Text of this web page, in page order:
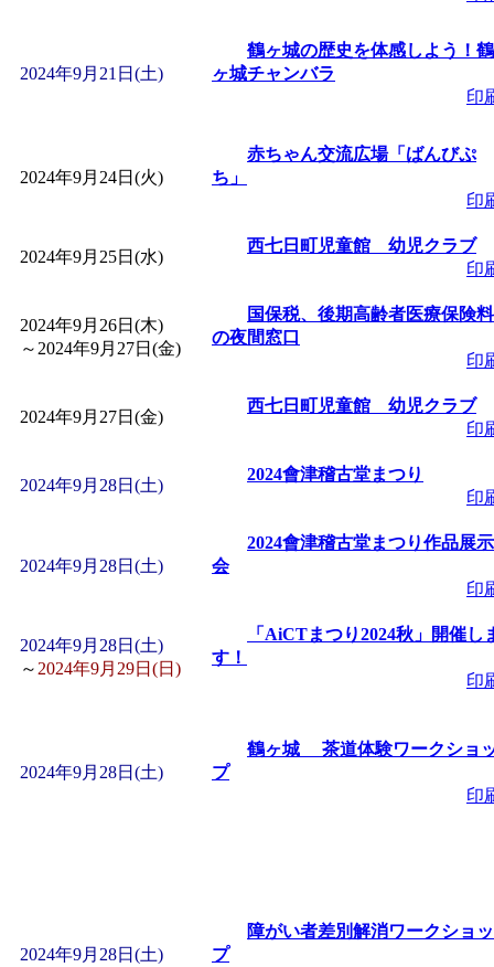
2024年9月21日(土)
鶴ヶ城の歴史を体感しよう！鶴
ヶ城チャンバラ
印
2024年9月24日(火)
赤ちゃん交流広場「ばんびぷ
ち」
印
2024年9月25日(水)
西七日町児童館 幼児クラブ
印
2024年9月26日(木)
～ 2024年9月27日(金)
国保税、後期高齢者医療保険料
の夜間窓口
印
2024年9月27日(金)
西七日町児童館 幼児クラブ
印
2024年9月28日(土)
2024會津稽古堂まつり
印
2024年9月28日(土)
2024會津稽古堂まつり作品展示
会
印
2024年9月28日(土)
～ 2024年9月29日(日)
「AiCTまつり2024秋」開催し
す！
印
2024年9月28日(土)
鶴ヶ城 茶道体験ワークショ
プ
印
2024年9月28日(土)
障がい者差別解消ワークショッ
プ